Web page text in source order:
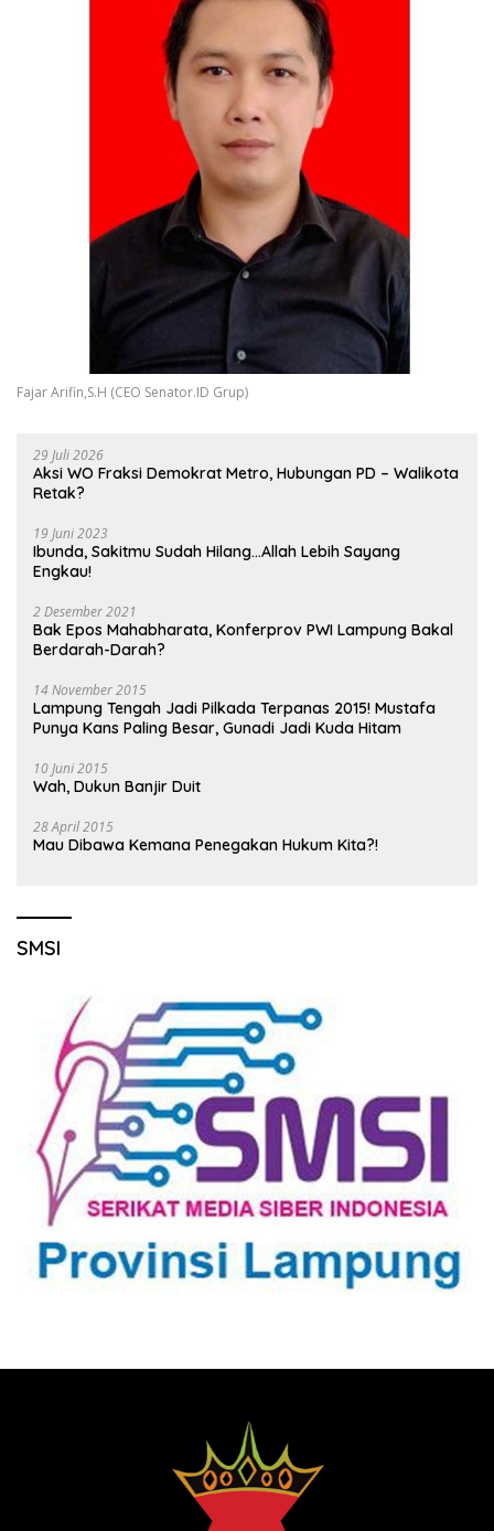
Fajar Arifin,S.H (CEO Senator.ID Grup)
29 Juli 2026
Aksi WO Fraksi Demokrat Metro, Hubungan PD – Walikota
Retak?
19 Juni 2023
Ibunda, Sakitmu Sudah Hilang…Allah Lebih Sayang
Engkau!
2 Desember 2021
Bak Epos Mahabharata, Konferprov PWI Lampung Bakal
Berdarah-Darah?
14 November 2015
Lampung Tengah Jadi Pilkada Terpanas 2015! Mustafa
Punya Kans Paling Besar, Gunadi Jadi Kuda Hitam
10 Juni 2015
Wah, Dukun Banjir Duit
28 April 2015
Mau Dibawa Kemana Penegakan Hukum Kita?!
SMSI